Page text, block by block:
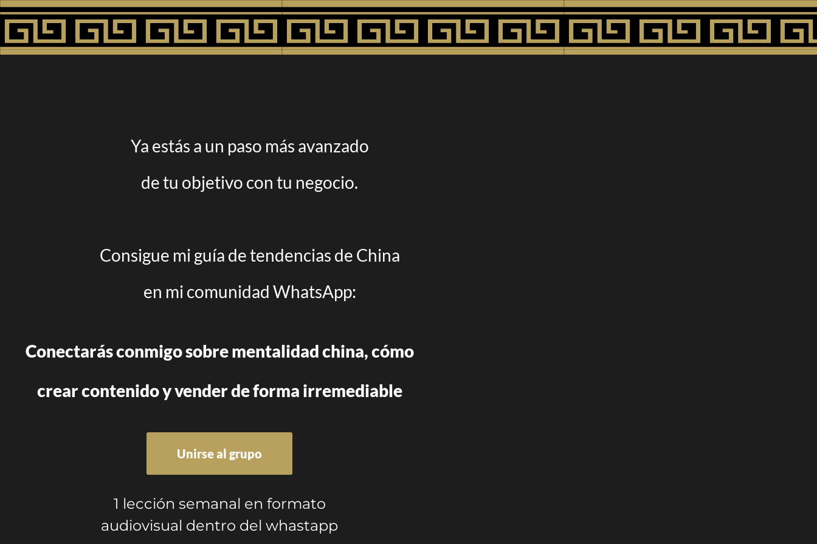
Ya estás a un paso más avanzado
detu objetivo con tu negocio.
Consigue mi guía de tendencias de China
en mi comunidad WhatsApp:
Conectarás conmigo sobre mentalidad china, cómo
crear contenido y vender de forma irremediable
Unirse al grupo
1 lección semanal en formato
audiovisual dentro del whastapp